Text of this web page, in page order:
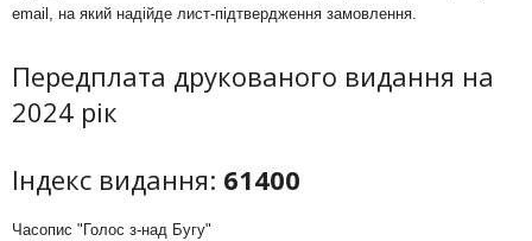
email, на який надійде лист-підтвердження замовлення.
Передплата друкованого видання на
2024 рік
Індекс видання: 61400
Часопис "Голос з-над Бугу"